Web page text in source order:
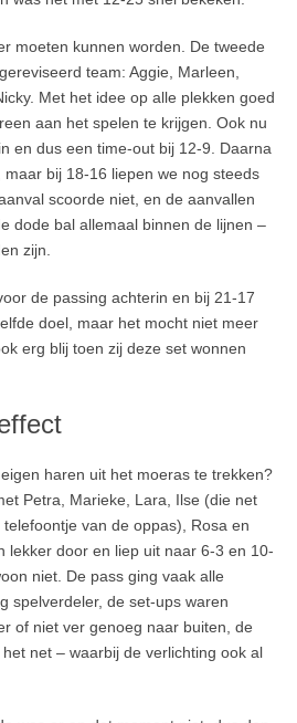
moeten kunnen worden. De tweede
team: Aggie, Marleen,
Met het idee op alle plekken goed
aan het spelen te krijgen. Ook nu
en dus een time-out bij 12-9. Daarna
bij 18-16 liepen we nog steeds
scoorde niet, en de aanvallen
dode bal allemaal binnen de lijnen –
zijn.
de passing achterin en bij 21-17
doel, maar het mocht niet meer
erg blij toen zij deze set wonnen
haren uit het moeras te trekken?
Petra, Marieke, Lara, Ilse (die net
van de oppas), Rosa en
lekker door en liep uit naar 6-3 en 10-
niet. De pass ging vaak alle
spelverdeler, de set-ups waren
of niet ver genoeg naar buiten, de
net – waarbij de verlichting ook al